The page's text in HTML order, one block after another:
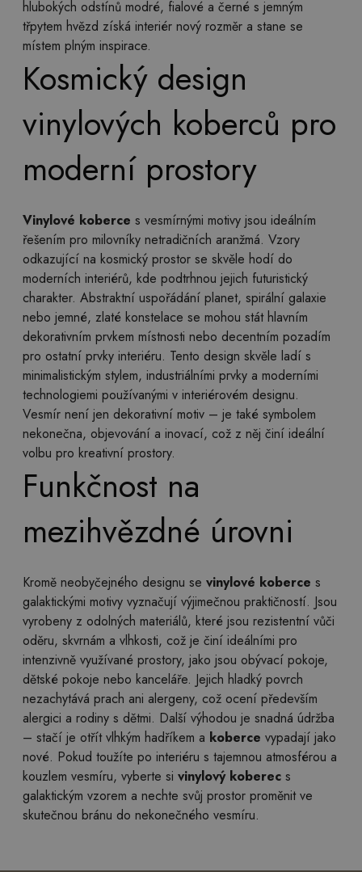
hlubokých odstínů modré, fialové a černé s jemným
třpytem hvězd získá interiér nový rozměr a stane se
místem plným inspirace.
Kosmický design
vinylových koberců pro
moderní prostory
Vinylové koberce s vesmírnými motivy jsou ideálním
řešením pro milovníky netradičních aranžmá. Vzory
odkazující na kosmický prostor se skvěle hodí do
moderních interiérů, kde podtrhnou jejich futuristický
charakter. Abstraktní uspořádání planet, spirální galaxie
nebo jemné, zlaté konstelace se mohou stát hlavním
dekorativním prvkem místnosti nebo decentním pozadím
pro ostatní prvky interiéru. Tento design skvěle ladí s
minimalistickým stylem, industriálními prvky a moderními
technologiemi používanými v interiérovém designu.
Vesmír není jen dekorativní motiv – je také symbolem
nekonečna, objevování a inovací, což z něj činí ideální
volbu pro kreativní prostory.
Funkčnost na
mezihvězdné úrovni
Kromě neobyčejného designu se vinylové koberce s
galaktickými motivy vyznačují výjimečnou praktičností. Jsou
vyrobeny z odolných materiálů, které jsou rezistentní vůči
oděru, skvrnám a vlhkosti, což je činí ideálními pro
intenzivně využívané prostory, jako jsou obývací pokoje,
dětské pokoje nebo kanceláře. Jejich hladký povrch
nezachytává prach ani alergeny, což ocení především
alergici a rodiny s dětmi. Další výhodou je snadná údržba
– stačí je otřít vlhkým hadříkem a koberce vypadají jako
nové. Pokud toužíte po interiéru s tajemnou atmosférou a
kouzlem vesmíru, vyberte si vinylový koberec s
galaktickým vzorem a nechte svůj prostor proměnit ve
skutečnou bránu do nekonečného vesmíru.